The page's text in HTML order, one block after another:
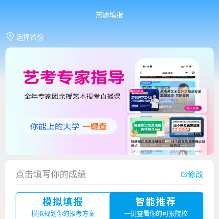
志愿填报
选择省份
点击填写你的成绩 修改
模拟填报
模拟规划你的报考方案
智能推荐
一键查看你的可报院校
香港中文大学（深圳）2023年夏季高考招生简章
湛江幼儿师范专科学校2023年夏季高考招生简章